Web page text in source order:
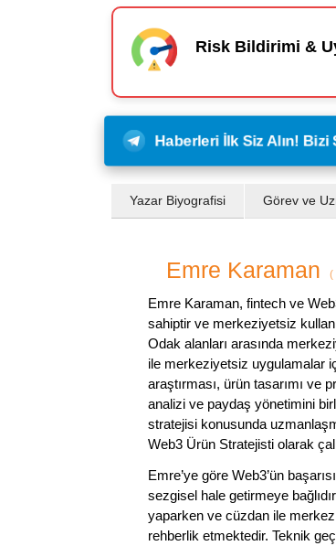
Risk Bildirimi &
Haberleri İlk Siz Alın!
Yazar Biyografisi Görev ve
Emre Karaman (
Emre Karaman, fintech ve
sahiptir ve merkeziyetsiz
Odak alanları arasında
ile merkeziyetsiz uygulamalar
araştırması, ürün tasarımı ve
analizi ve paydaş yönetimini
stratejisi konusunda
Web3 Ürün Stratejisti olarak
Emre’ye göre Web3’ün
sezgisel hale getirmeye
yaparken ve cüzdan ile
rehberlik etmektedir. Teknik